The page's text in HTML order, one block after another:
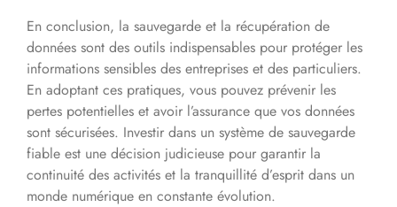
En conclusion, la sauvegarde et la récupération de
données sont des outils indispensables pour protéger les
informations sensibles des entreprises et des particuliers.
En adoptant ces pratiques, vous pouvez prévenir les
pertes potentielles et avoir l’assurance que vos données
sont sécurisées. Investir dans un système de sauvegarde
fiable est une décision judicieuse pour garantir la
continuité des activités et la tranquillité d’esprit dans un
monde numérique en constante évolution.